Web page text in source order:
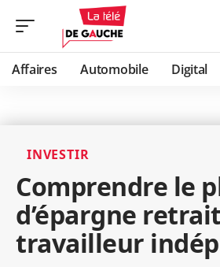
Affaires Automobile Digital
INVESTIR
Comprendre le
d’épargne
travailleur